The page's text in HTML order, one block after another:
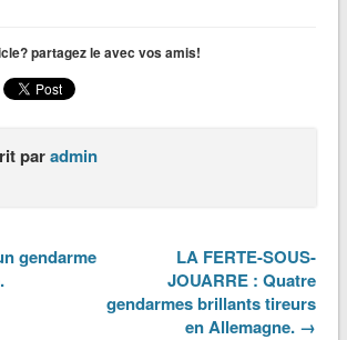
partagez le avec vos amis!
paradmin
gendarme
LA FERTE-SOUS-
JOUARRE : Quatre
gendarmes brillants tireurs
en Allemagne. →